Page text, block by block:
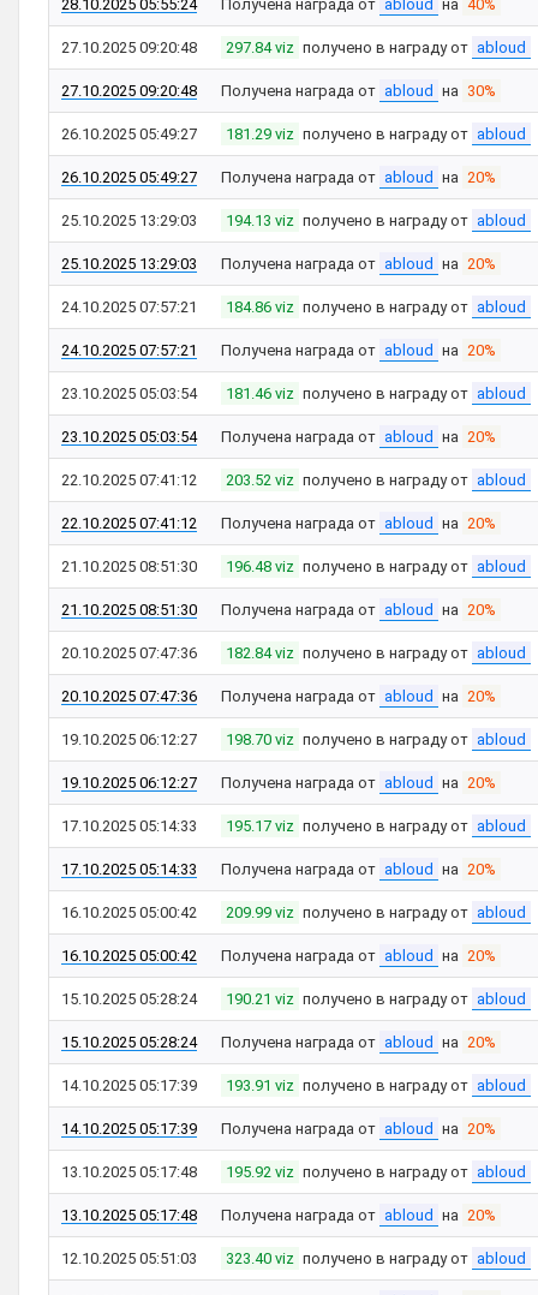
28.10.2025 05:55:24 Получена награда от abloud на 40%
27.10.2025 09:20:48 297.84 viz получено в награду от abloud
27.10.2025 09:20:48 Получена награда от abloud на 30%
26.10.2025 05:49:27 181.29 viz получено в награду от abloud
26.10.2025 05:49:27 Получена награда от abloud на 20%
25.10.2025 13:29:03 194.13 viz получено в награду от abloud
25.10.2025 13:29:03 Получена награда от abloud на 20%
24.10.2025 07:57:21 184.86 viz получено в награду от abloud
24.10.2025 07:57:21 Получена награда от abloud на 20%
23.10.2025 05:03:54 181.46 viz получено в награду от abloud
23.10.2025 05:03:54 Получена награда от abloud на 20%
22.10.2025 07:41:12 203.52 viz получено в награду от abloud
22.10.2025 07:41:12 Получена награда от abloud на 20%
21.10.2025 08:51:30 196.48 viz получено в награду от abloud
21.10.2025 08:51:30 Получена награда от abloud на 20%
20.10.2025 07:47:36 182.84 viz получено в награду от abloud
20.10.2025 07:47:36 Получена награда от abloud на 20%
19.10.2025 06:12:27 198.70 viz получено в награду от abloud
19.10.2025 06:12:27 Получена награда от abloud на 20%
17.10.2025 05:14:33 195.17 viz получено в награду от abloud
17.10.2025 05:14:33 Получена награда от abloud на 20%
16.10.2025 05:00:42 209.99 viz получено в награду от abloud
16.10.2025 05:00:42 Получена награда от abloud на 20%
15.10.2025 05:28:24 190.21 viz получено в награду от abloud
15.10.2025 05:28:24 Получена награда от abloud на 20%
14.10.2025 05:17:39 193.91 viz получено в награду от abloud
14.10.2025 05:17:39 Получена награда от abloud на 20%
13.10.2025 05:17:48 195.92 viz получено в награду от abloud
13.10.2025 05:17:48 Получена награда от abloud на 20%
12.10.2025 05:51:03 323.40 viz получено в награду от abloud